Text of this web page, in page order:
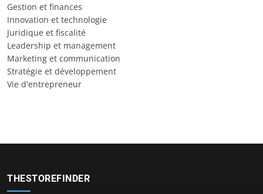
Gestion et finances
Innovation et technologie
Juridique et fiscalité
Leadership et management
Marketing et communication
Stratégie et développement
Vie d'entrepreneur
THESTOREFINDER